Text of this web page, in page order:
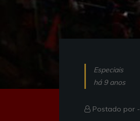
Especiais
há 9 anos
Postado por -